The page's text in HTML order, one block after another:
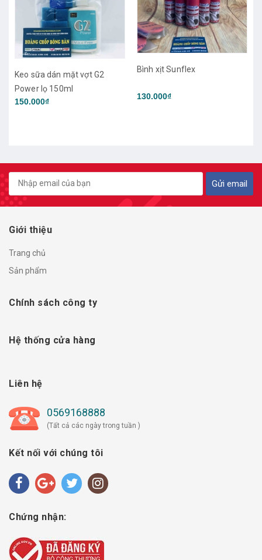
Bình xịt Sunflex
130.000₫
Bình xịt làm sạch mặt vợt
Gửi email
Giới thiệu
Trang chủ
Sản phẩm
Chính sách công ty
Hệ thống cửa hàng
Liên hệ
0569168888
(Tất cả các ngày trong tuần )
Kết nối với chúng tôi
Chứng nhận: